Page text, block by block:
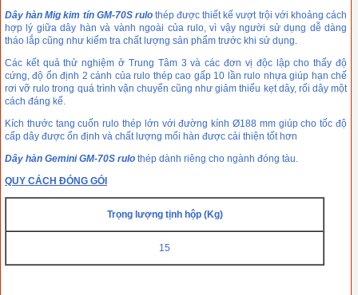
Dây hàn Mig kim tín GM-70S rulothép được thiết kế vượt trội với khoảng cách
hợp lý giữa dây hàn và vành ngoài của rulo, vì vậy người sử dụng dễ dàng
tháo lắp cũng như kiểm tra chất lượng sản phẩm trước khi sử dụng.
Các kết quả thử nghiệm ở Trung Tâm 3 và các đơn vị độc lập cho thấy độ
cứng, độ ổn định 2 cánh của rulo thép cao gấp 10 lần rulo nhựa giúp hạn chế
rơi vỡ rulo trong quá trình vận chuyển cũng như giảm thiểu kẹt dây, rối dây một
cách đáng kể.
Kích thước tang cuốn rulo thép lớn với đường kính Ø188 mm giúp cho tốc độ
cấp dây được ổn định và chất lượng mối hàn được cải thiện tốt hơn
Dây hàn Gemini GM-70S rulo thép dành riêng cho ngành đóng tàu.
QUY CÁCH ĐÓNG GÓI
Trọng lượng tịnh hộp (Kg)
15